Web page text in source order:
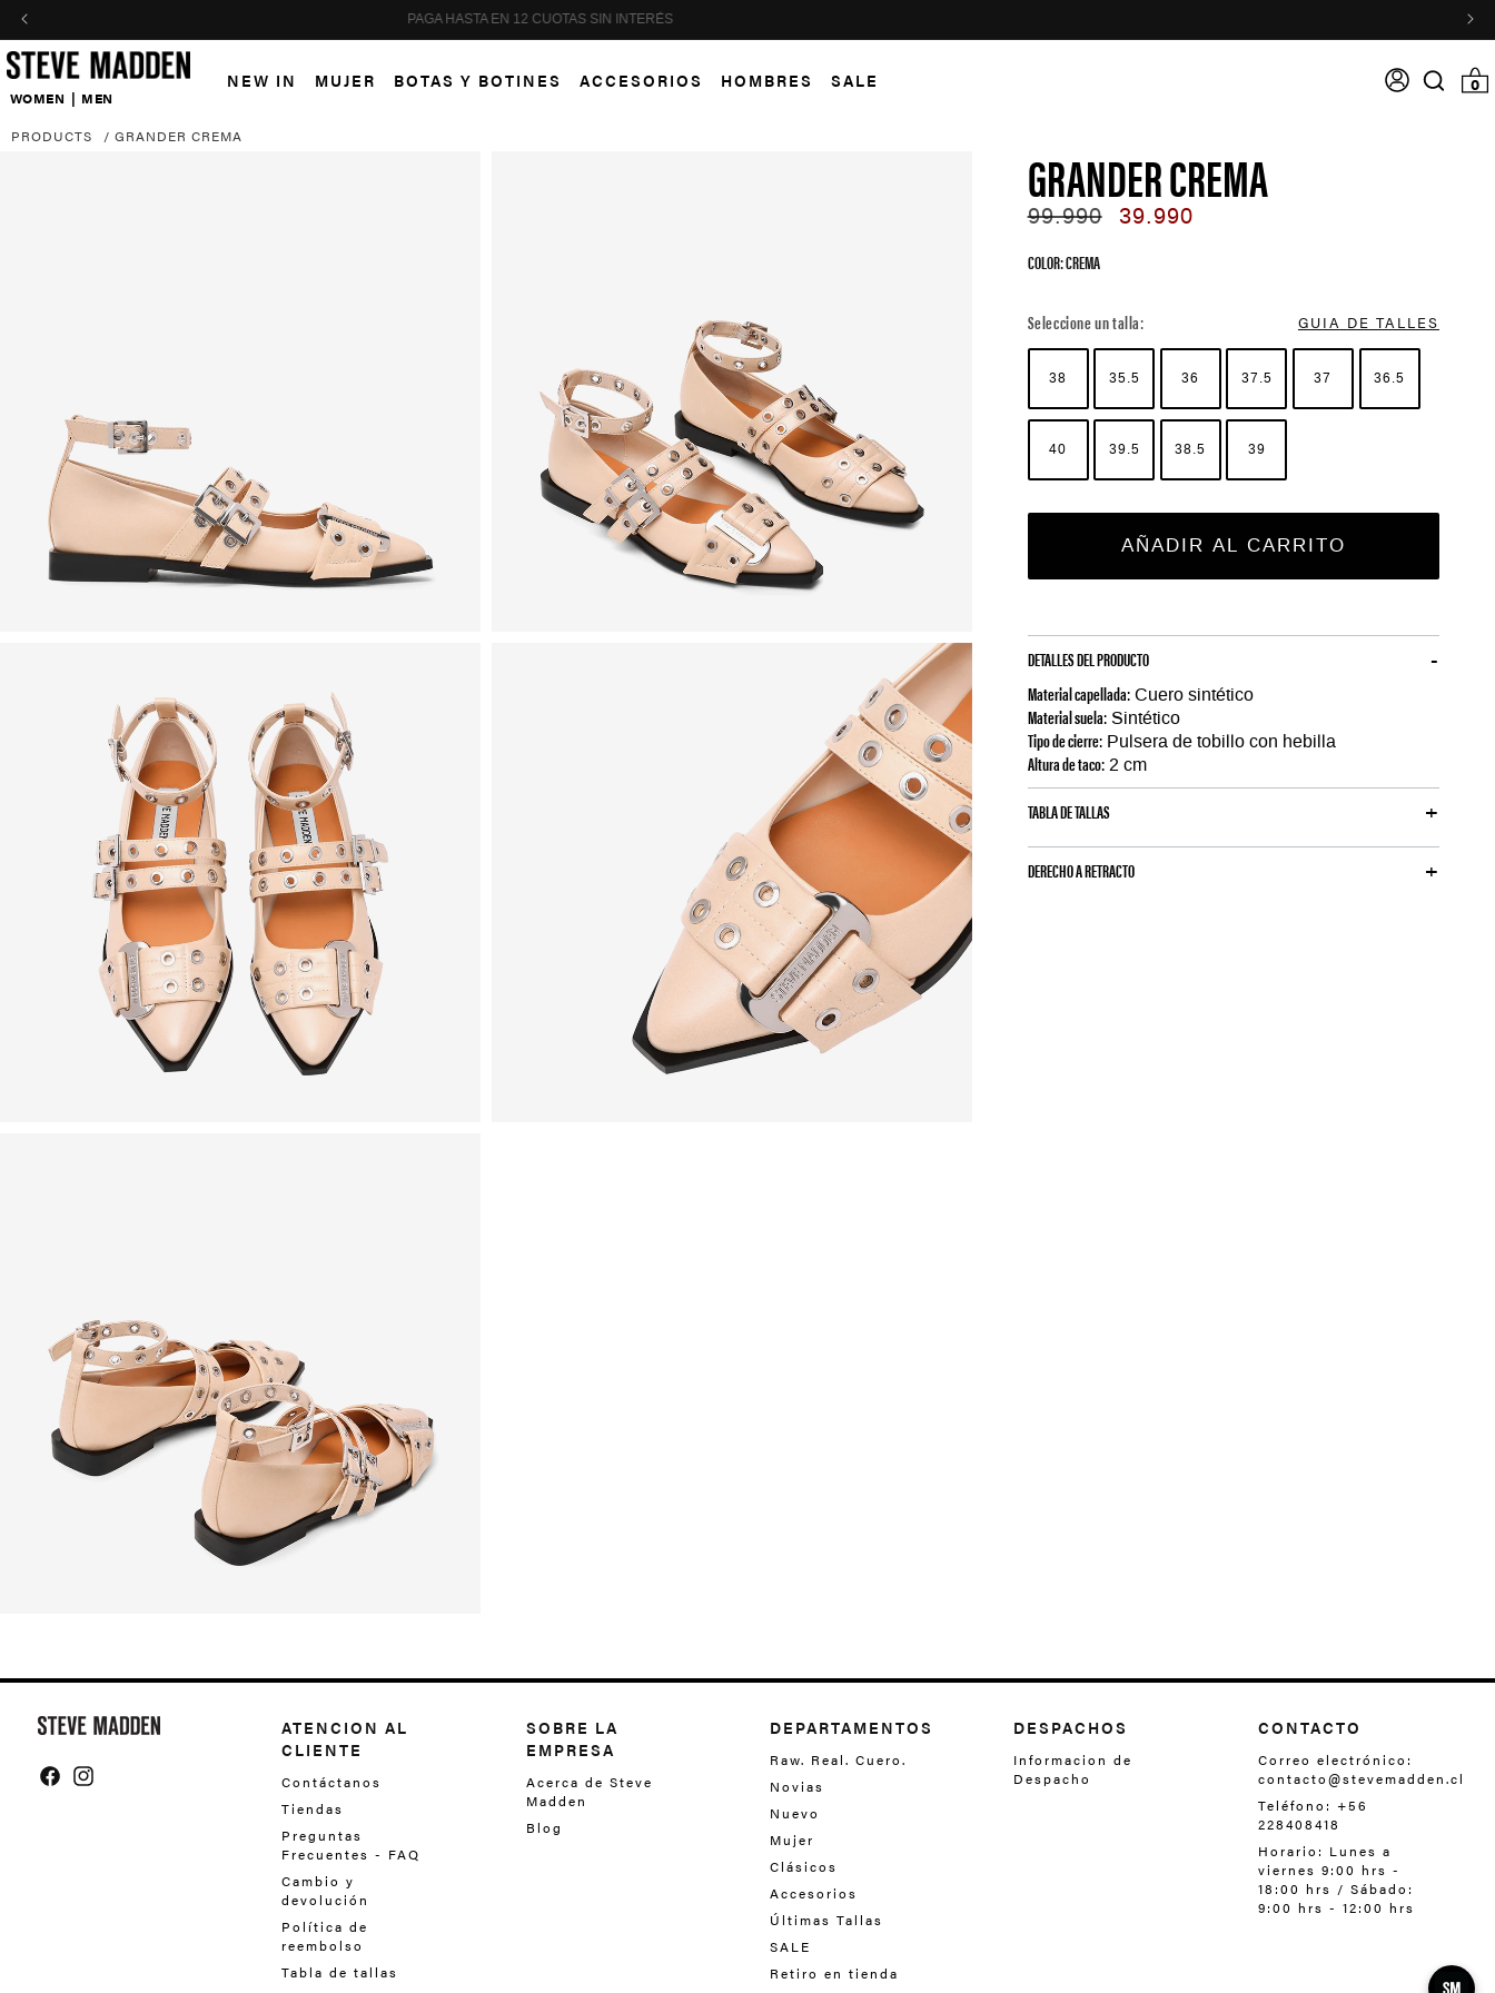
Skip to header
Skip to menu
Skip to content
Skip to footer PAGA HASTA EN 12 CUOTAS SIN INTERÉS
WOMEN | MEN
NEW IN MUJER BOTAS Y BOTINES ACCESORIOS HOMBRES SALE Acceso
Search0
0 items
PRODUCTS / GRANDER CREMA
GRANDER CREMA
Regular
99.990
Sale
39.990
COLOR: CREMA
Seleccione un talla: GUIA DE TALLES
38 35.5 36 37.5 37 36.5
40 39.5 38.5 39
AÑADIR AL CARRITO
DETALLES DEL PRODUCTO
Material capellada:Cuero sintético
Material suela:Sintético
Tipo de cierre:Pulsera de tobillo con hebilla
Altura de taco:2 cm
TABLA DE TALLAS
DERECHO A RETRACTO
Y
ATENCION AL
CLIENTE
Contáctanos
Tiendas
Preguntas
Frecuentes - FAQ
Cambio y
devolución
Política de
reembolso
Tabla de tallas
SOBRE LA
EMPRESA
Acerca de Steve
Madden
Blog
DEPARTAMENTOS
Raw. Real. Cuero.
Novias
Nuevo
Mujer
Clásicos
Accesorios
Últimas Tallas
SALE
Retiro en tienda
DESPACHOS
Informacion de
Despacho
CONTACTO
Correo electrónico:
contacto@stevemadden.cl
Teléfono: +56
228408418‬
Horario: Lunes a
viernes 9:00 hrs -
18:00 hrs / Sábado:
9:00 hrs - 12:00 hrs